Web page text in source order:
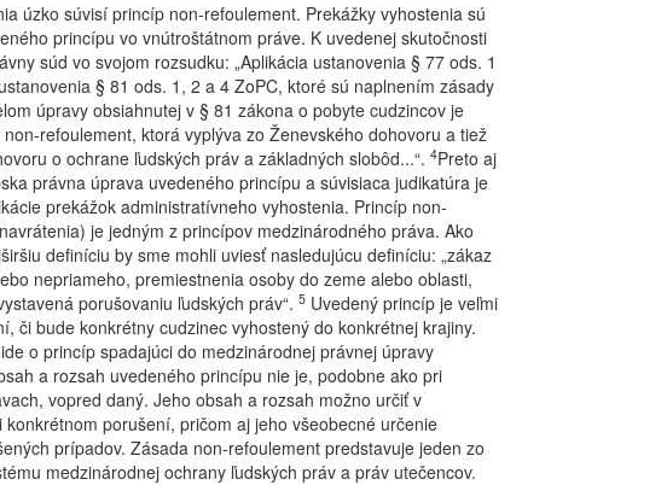
úzko súvisí princíp non-refoulement. Prekážky vyhostenia sú
princípu vo vnútroštátnom práve. K uvedenej skutočnosti
súd vo svojom rozsudku: „Aplikácia ustanovenia § 77 ods. 1
§ 81 ods. 1, 2 a 4 ZoPC, ktoré sú naplnením zásady
úpravy obsiahnutej v § 81 zákona o pobyte cudzincov je
refoulement, ktorá vyplýva zo Ženevského dohovoru a tiež
o ochrane ľudských práv a základných slobôd...“. 4Preto aj
právna úprava uvedeného princípu a súvisiaca judikatúra je
prekážok administratívneho vyhostenia. Princíp non-
je jedným z princípov medzinárodného práva. Ako
definíciu by sme mohli uviesť nasledujúcu definíciu: „zákaz
nepriameho, premiestnenia osoby do zeme alebo oblasti,
porušovaniu ľudských práv“. 5Uvedený princíp je veľmi
či bude konkrétny cudzinec vyhostený do konkrétnej krajiny.
o princíp spadajúci do medzinárodnej právnej úpravy
a rozsah uvedeného princípu nie je, podobne ako pri
vopred daný. Jeho obsah a rozsah možno určiť v
porušení, pričom aj jeho všeobecné určenie
prípadov. Zásada non-refoulement predstavuje jeden zo
medzinárodnej ochrany ľudských práv a práv utečencov.